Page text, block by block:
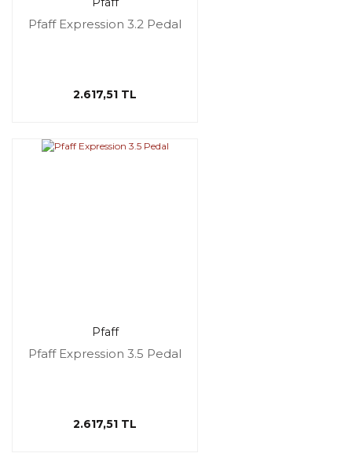
Pfaff Expression 3.2 Pedal
2.617,51 TL
Pfaff
Pfaff Expression 3.5 Pedal
2.617,51 TL